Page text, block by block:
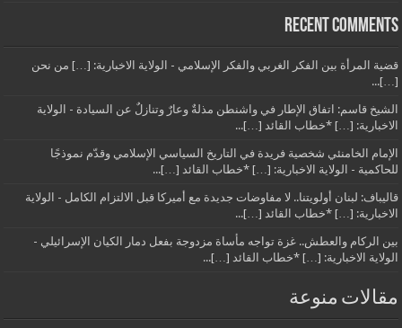
Recent Comments
قضية المرأة بين الفكر الغربي والفكر الإسلامي - الولاية الاخبارية: […] من نحن
[…]...
الشيخ قاسم: اتفاق الإطار في واشنطن مذلةٌ وعارٌ وتنازلٌ عن السيادة - الولاية
الاخبارية: […] *خطاب القائد […]...
الإمام الخامنئي شخصية فريدة في التاريخ السياسي الإسلامي وقدّم نموذجًا
للحاكمية - الولاية الاخبارية: […] *خطاب القائد […]...
قاليباف: لبنان أولويتنا.. لا مفاوضات جديدة مع أميركا قبل الالتزام الكامل - الولاية
الاخبارية: […] *خطاب القائد […]...
بين الركام والعطش.. غزة تواجه مأساة مزدوجة بفعل دمار الكيان الإسرائيلي -
الولاية الاخبارية: […] *خطاب القائد […]...
مقالات منوعة